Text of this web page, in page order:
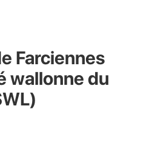
Farciennes
wallonne du